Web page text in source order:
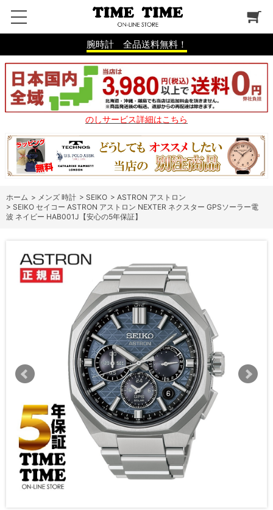
腕時計 全品送料無料！
のしサービス詳細はこちら
ホーム > メンズ 時計 > SEIKO > ASTRON アストロン
> SEIKO セイコー ASTRON アストロン NEXTER ネクスター GPSソーラー電
波 ネイビー HAB001J【安心の5年保証】